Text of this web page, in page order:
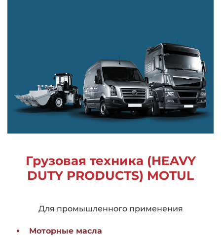
Грузовая техника (HEAVY
DUTY PRODUCTS) MOTUL
Для промышленного применения
Моторные масла